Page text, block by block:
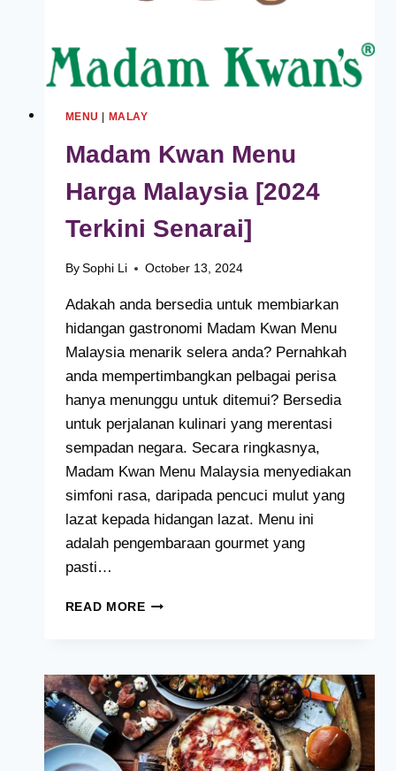
MENU | MALAY
Madam Kwan Menu
Harga Malaysia [2024
Terkini Senarai]
By Sophi Li October 13, 2024
Adakah anda bersedia untuk membiarkan
hidangan gastronomi Madam Kwan Menu
Malaysia menarik selera anda? Pernahkah
anda mempertimbangkan pelbagai perisa
hanya menunggu untuk ditemui? Bersedia
untuk perjalanan kulinari yang merentasi
sempadan negara. Secara ringkasnya,
Madam Kwan Menu Malaysia menyediakan
simfoni rasa, daripada pencuci mulut yang
lazat kepada hidangan lazat. Menu ini
adalah pengembaraan gourmet yang
pasti…
READ MOREMADAM
MALAYSIA
[2024
TERKINI
SENARAI]